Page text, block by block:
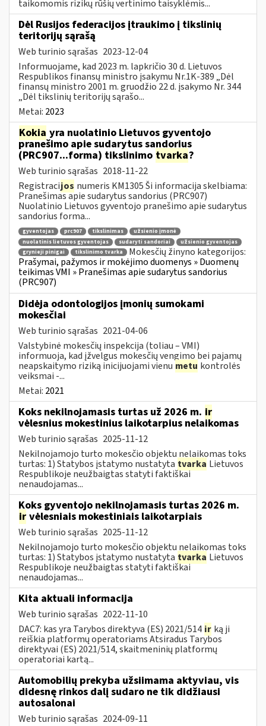
taikomomis rizikų rūšių vertinimo taisyklėmis...
Dėl Rusijos federacijos įtraukimo į tikslinių
teritorijų sąrašą
Web turinio sąrašas 2023-12-04
Informuojame, kad 2023 m. lapkričio 30 d. Lietuvos
Respublikos finansų ministro įsakymu Nr.1K-389 „Dėl
finansų ministro 2001 m. gruodžio 22 d. įsakymo Nr. 344
„Dėl tikslinių teritorijų sąrašo...
Metai: 2023
Kokia yra nuolatinio Lietuvos gyventojo
pranešimo apie sudarytus sandorius
(PRC907...forma) tikslinimo tvarka?
Web turinio sąrašas 2018-11-22
Registracijos numeris KM1305 Ši informacija skelbiama:
Pranešimas apie sudarytus sandorius (PRC907)
Nuolatinio Lietuvos gyventojo pranešimo apie sudarytus
sandorius forma...
gyventojas prc907 tikslinimas
užsienio įmonė
nuolatinis lietuvos gyventojas
sudaryti sandoriai
užsienio gyventojas
grynieji pinigai
tikslinimo tvarka
Mokesčių žinyno kategorijos:
Prašymai, pažymos ir mokėjimo duomenys » Duomenų
teikimas VMI » Pranešimas apie sudarytus sandorius
(PRC907)
Didėja odontologijos įmonių sumokami
mokesčiai
Web turinio sąrašas 2021-04-06
Valstybinė mokesčių inspekcija (toliau – VMI)
informuoja, kad įžvelgus mokesčių vengimo bei pajamų
neapskaitymo riziką inicijuojami vienu metu kontrolės
veiksmai -...
Metai: 2021
Koks nekilnojamasis turtas už 2026 m. ir
vėlesnius mokestinius laikotarpius nelaikomas
Web turinio sąrašas 2025-11-12
Nekilnojamojo turto mokesčio objektu nelaikomas toks
turtas: 1) Statybos įstatymo nustatyta tvarka Lietuvos
Respublikoje neužbaigtas statyti faktiškai
nenaudojamas...
Koks gyventojo nekilnojamasis turtas 2026 m.
ir vėlesniais mokestiniais laikotarpiais
Web turinio sąrašas 2025-11-12
Nekilnojamojo turto mokesčio objektu nelaikomas toks
turtas: 1) Statybos įstatymo nustatyta tvarka Lietuvos
Respublikoje neužbaigtas statyti faktiškai
nenaudojamas...
Kita aktuali informacija
Web turinio sąrašas 2022-11-10
DAC7: kas yra Tarybos direktyva (ES) 2021/514 ir ką ji
reiškia platformų operatoriams Atsiradus Tarybos
direktyvai (ES) 2021/514, skaitmeninių platformų
operatoriai kartą...
Automobilių prekyba užsiimama aktyviau, vis
didesnę rinkos dalį sudaro ne tik didžiausi
autosalonai
Web turinio sąrašas 2024-09-11